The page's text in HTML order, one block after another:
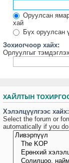
Оруулсан
хай
Бүх оруулсан
Зохиогчоор хайх:
Орлуулгыг
ХАЙЛТЫН
Хэлэлцүүлгээс хайх:
Select the forum or
automatically if you